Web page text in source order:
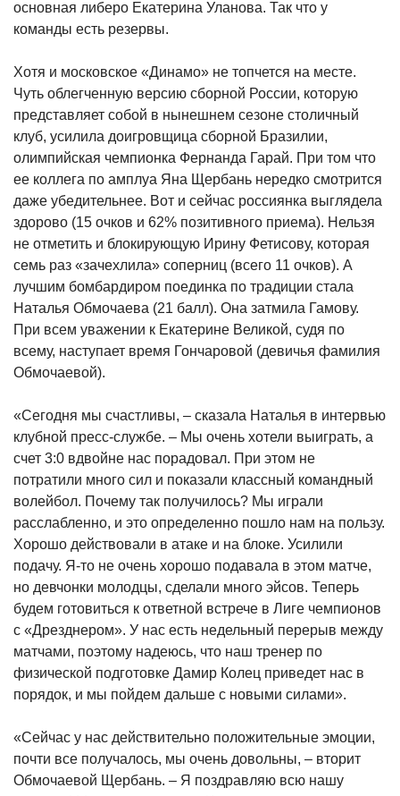
основная либеро Екатерина Уланова. Так что у
команды есть резервы.
Хотя и московское «Динамо» не топчется на месте.
Чуть облегченную версию сборной России, которую
представляет собой в нынешнем сезоне столичный
клуб, усилила доигровщица сборной Бразилии,
олимпийская чемпионка Фернанда Гарай. При том что
ее коллега по амплуа Яна Щербань нередко смотрится
даже убедительнее. Вот и сейчас россиянка выглядела
здорово (15 очков и 62% позитивного приема). Нельзя
не отметить и блокирующую Ирину Фетисову, которая
семь раз «зачехлила» соперниц (всего 11 очков). А
лучшим бомбардиром поединка по традиции стала
Наталья Обмочаева (21 балл). Она затмила Гамову.
При всем уважении к Екатерине Великой, судя по
всему, наступает время Гончаровой (девичья фамилия
Обмочаевой).
«Сегодня мы счастливы, – сказала Наталья в интервью
клубной пресс-службе. – Мы очень хотели выиграть, а
счет 3:0 вдвойне нас порадовал. При этом не
потратили много сил и показали классный командный
волейбол. Почему так получилось? Мы играли
расслабленно, и это определенно пошло нам на пользу.
Хорошо действовали в атаке и на блоке. Усилили
подачу. Я-то не очень хорошо подавала в этом матче,
но девчонки молодцы, сделали много эйсов. Теперь
будем готовиться к ответной встрече в Лиге чемпионов
с «Дрезднером». У нас есть недельный перерыв между
матчами, поэтому надеюсь, что наш тренер по
физической подготовке Дамир Колец приведет нас в
порядок, и мы пойдем дальше с новыми силами».
«Сейчас у нас действительно положительные эмоции,
почти все получалось, мы очень довольны, – вторит
Обмочаевой Щербань. – Я поздравляю всю нашу